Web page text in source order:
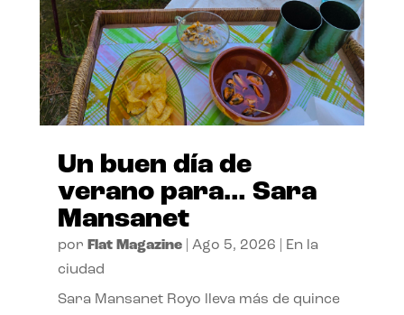
Un buen día de
verano para… Sara
Mansanet
por Flat Magazine| Ago 5, 2026
En la
ciudad
Sara Mansanet Royo lleva más de quince